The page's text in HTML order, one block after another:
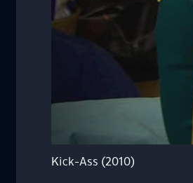
Kick-Ass (2010)